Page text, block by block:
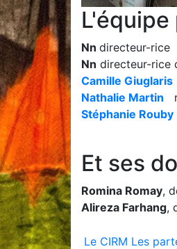
L'équipe
Nn directeur-rice
Nn directeur-rice
Camille Giuglaris
Nathalie Martin
Stéphanie Rouby
Et ses
Romina Romay,
Alireza Farhang,
Le CIRM Les